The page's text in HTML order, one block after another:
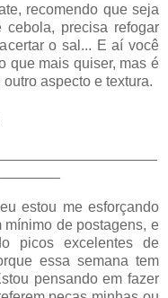
recomendo que seja
precisa refogar
o sal... E aí você
que mais quiser, mas é
aspecto e textura.
estou me esforçando
mínimo de postagens, e
picos excelentes de
essa semana tem
pensando em fazer